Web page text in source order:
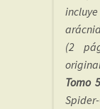
(2
Tomo